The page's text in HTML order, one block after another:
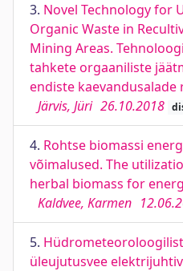
3. Novel Technology for
Organic Waste in
Mining Areas.
tahkete orgaaniliste
endiste
Järvis, Jüri 26.10.2018
4. Rohtse biomassi
võimalused. The
herbal biomass for
Kaldvee, Karmen
5.
üleujutusvee